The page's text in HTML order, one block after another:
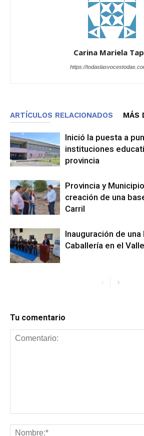
Carina Mariela
https://
ARTÍCULOS RELACIONADOS MÁS
Inició la puesta a
instituciones
provincia
Provincia y
creación de una
Carril
Inauguración de una
Caballería en el
Tu comentario